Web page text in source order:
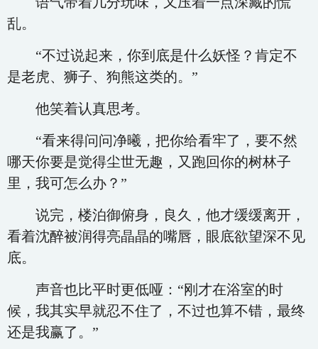
乱。
“不过说起来，你到底是什么妖怪？肯定不
是老虎、狮子、狗熊这类的。”
他笑着认真思考。
“看来得问问净曦，把你给看牢了，要不然
哪天你要是觉得尘世无趣，又跑回你的树林子
里，我可怎么办？”
说完，楼泊御俯身，良久，他才缓缓离开，
看着沈醉被润得亮晶晶的嘴唇，眼底欲望深不见
底。
声音也比平时更低哑：“刚才在浴室的时
候，我其实早就忍不住了，不过也算不错，最终
还是我赢了。”